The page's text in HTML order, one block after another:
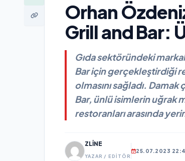
Orhan
Grill and Bar:
Gıda sektöründeki
Bar için gerçekleştirdiği
olmasını sağladı.
Bar, ünlü isimlerin uğrak
restoranları arasında
ZLINE
YAZAR / EDITÖR
25.07.2023